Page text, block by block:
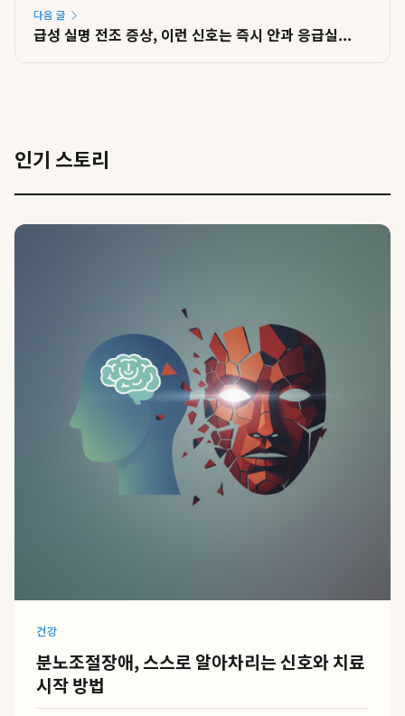
다음 글
급성 실명 전조 증상, 이런 신호는 즉시 안과 응급실...
인기 스토리
건강
분노조절장애, 스스로 알아차리는 신호와 치료
시작 방법